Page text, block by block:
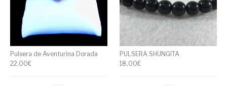
Pulsera de Aventurina Dorada
22,00€
PULSERA SHUNGITA
18,00€